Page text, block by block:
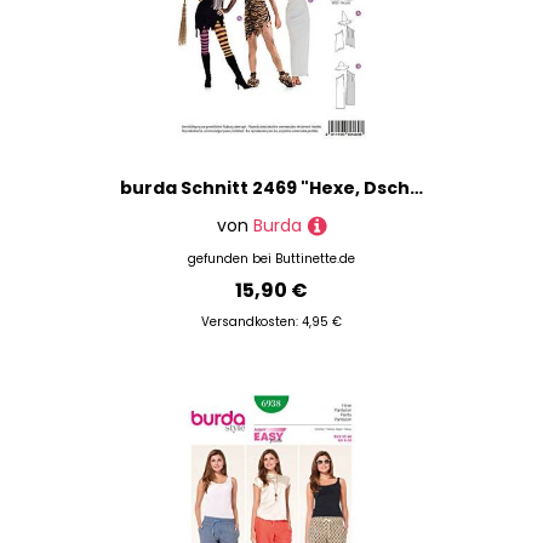
burda Schnitt 2469 "Hexe, Dschungel und Fliegenpilz"
von Burda
gefunden bei Buttinette.de
15,90 €
Versandkosten: 4,95 €